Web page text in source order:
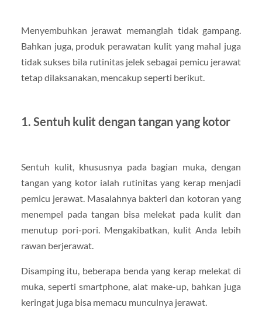
Menyembuhkan jerawat memanglah tidak gampang.
Bahkan juga, produk perawatan kulit yang mahal juga
tidak sukses bila rutinitas jelek sebagai pemicu jerawat
tetap dilaksanakan, mencakup seperti berikut.
1. Sentuh kulit dengan tangan yang kotor
Sentuh kulit, khususnya pada bagian muka, dengan
tangan yang kotor ialah rutinitas yang kerap menjadi
pemicu jerawat. Masalahnya bakteri dan kotoran yang
menempel pada tangan bisa melekat pada kulit dan
menutup pori-pori. Mengakibatkan, kulit Anda lebih
rawan berjerawat.
Disamping itu, beberapa benda yang kerap melekat di
muka, seperti smartphone, alat make-up, bahkan juga
keringat juga bisa memacu munculnya jerawat.